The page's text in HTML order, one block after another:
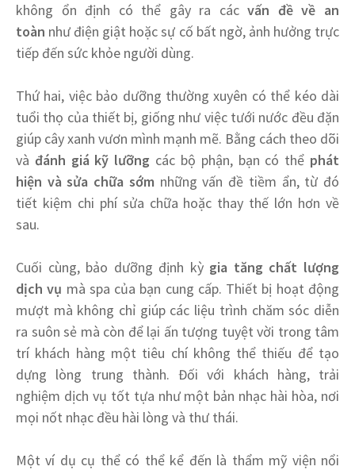
không ổn định có thể gây ra cácvấn đề về an
toàn như điện giật hoặc sự cố bất ngờ, ảnh hưởng trực
tiếp đến sức khỏe người dùng.
Thứ hai, việc bảo dưỡng thường xuyên có thể kéo dài
tuổi thọ của thiết bị, giống như việc tưới nước đều đặn
giúp cây xanh vươn mình mạnh mẽ. Bằng cách theo dõi
và đánh giá kỹ lưỡng các bộ phận, bạn có thể phát
hiện và sửa chữa sớm những vấn đề tiềm ẩn, từ đó
tiết kiệm chi phí sửa chữa hoặc thay thế lớn hơn về
sau.
Cuối cùng, bảo dưỡng định kỳ gia tăng chất lượng
dịch vụ mà spa của bạn cung cấp. Thiết bị hoạt động
mượt mà không chỉ giúp các liệu trình chăm sóc diễn
ra suôn sẻ mà còn để lại ấn tượng tuyệt vời trong tâm
trí khách hàng một tiêu chí không thể thiếu để tạo
dựng lòng trung thành. Đối với khách hàng, trải
nghiệm dịch vụ tốt tựa như một bản nhạc hài hòa, nơi
mọi nốt nhạc đều hài lòng và thư thái.
Một ví dụ cụ thể có thể kể đến là thẩm mỹ viện nổi